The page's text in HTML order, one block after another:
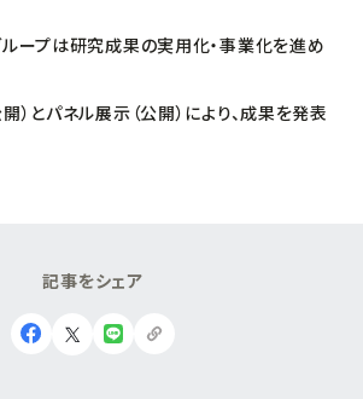
ループは研究成果の実用化・事業化を進め
）とパネル展示（公開）により、成果を発表
記事をシェア